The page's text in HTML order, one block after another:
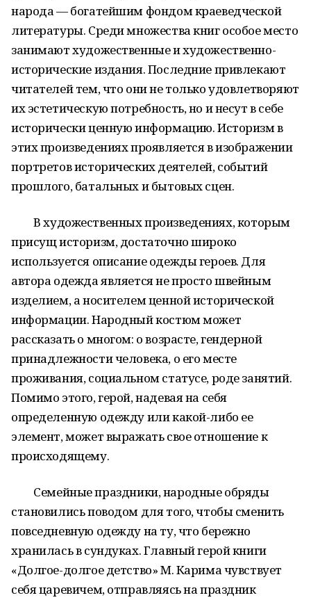
народа — богатейшим фондом краеведческой
литературы. Среди множества книг особое место
занимают художественные и художественно-
исторические издания. Последние привлекают
читателей тем, что они не только удовлетворяют
их эстетическую потребность, но и несут в себе
исторически ценную информацию. Историзм в
этих произведениях проявляется в изображении
портретов исторических деятелей, событий
прошлого, батальных и бытовых сцен.
В художественных произведениях, которым
присущ историзм, достаточно широко
используется описание одежды героев. Для
автора одежда является не просто швейным
изделием, а носителем ценной исторической
информации. Народный костюм может
рассказать о многом: о возрасте, гендерной
принадлежности человека, о его месте
проживания, социальном статусе, роде занятий.
Помимо этого, герой, надевая на себя
определенную одежду или какой-либо ее
элемент, может выражать свое отношение к
происходящему.
Семейные праздники, народные обряды
становились поводом для того, чтобы сменить
повседневную одежду на ту, что бережно
хранилась в сундуках. Главный герой книги
«Долгое-долгое детство» М. Карима чувствует
себя царевичем, отправляясь на праздник